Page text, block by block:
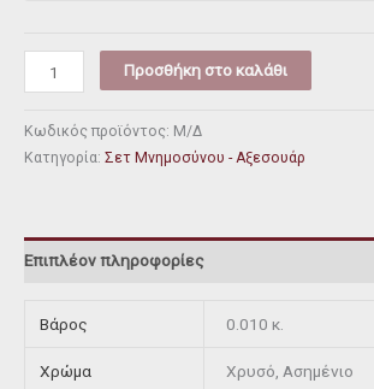
Προσθήκη στο καλάθι
Κωδικός προϊόντος: Μ/Δ
Κατηγορία: Σετ Μνημοσύνου - Αξεσουάρ
Επιπλέον πληροφορίες
Βάρος 0.010 κ.
Χρώμα Χρυσό, Ασημένιο